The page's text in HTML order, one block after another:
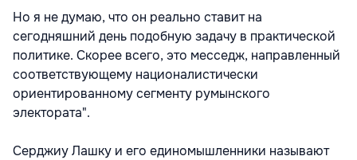
Но я не думаю, что он реально ставит на
сегодняшний день подобную задачу в практической
политике. Скорее всего, это месседж, направленный
соответствующему националистически
ориентированному сегменту румынского
электората".
Серджиу Лашку и его единомышленники называют